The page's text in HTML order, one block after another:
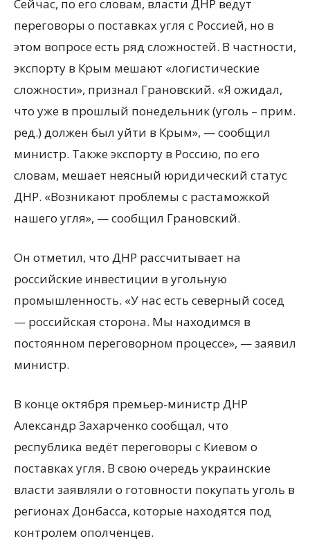
Сейчас, по его словам, власти ДНР ведут
переговоры о поставках угля с Россией, но в
этом вопросе есть ряд сложностей. В частности,
экспорту в Крым мешают «логистические
сложности», признал Грановский. «Я ожидал,
что уже в прошлый понедельник (уголь – прим.
ред.) должен был уйти в Крым», — сообщил
министр. Также экспорту в Россию, по его
словам, мешает неясный юридический статус
ДНР. «Возникают проблемы с растаможкой
нашего угля», — сообщил Грановский.
Он отметил, что ДНР рассчитывает на
российские инвестиции в угольную
промышленность. «У нас есть северный сосед
— российская сторона. Мы находимся в
постоянном переговорном процессе», — заявил
министр.
В конце октября премьер-министр ДНР
Александр Захарченко сообщал, что
республика ведёт переговоры с Киевом о
поставках угля. В свою очередь украинские
власти заявляли о готовности покупать уголь в
регионах Донбасса, которые находятся под
контролем ополченцев.